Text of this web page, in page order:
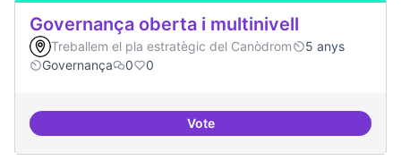
Governança oberta i multinivell
Treballem el pla estratègic del Canòdrom
5 anys
Governança
0 0
VoteGovernança oberta i multinivell